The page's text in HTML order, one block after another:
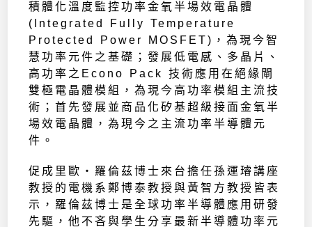
積體化溫度監控功率金氧半場效電晶體
(Integrated Fully Temperature
Protected Power MOSFET)，為現今智
慧功率元件之基礎；發展低電感、多晶片、
高功率之Econo Pack 技術應用在絕緣閘
雙極電晶體模組，為現今高功率模組主流技
術；首先發展並商品化矽基超級接面金氧半
場效電晶體，為現今之主流功率半導體元
件。
促成里歐‧羅倫茲博士來台擔任孫運璿講座
教授的電機系鄭博泰教授與黃智方教授皆表
示，羅倫茲博士是全球功率半導體應用研發
先驅，他不吝與學生分享最新半導體功率元